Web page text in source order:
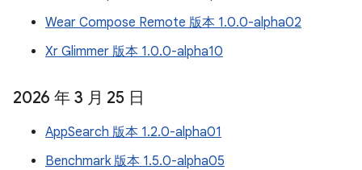
Wear Compose Remote 版本 1.0.0-alpha02
Xr Glimmer 版本 1.0.0-alpha10
2026 年 3 月 25 日
AppSearch 版本 1.2.0-alpha01
Benchmark 版本 1.5.0-alpha05